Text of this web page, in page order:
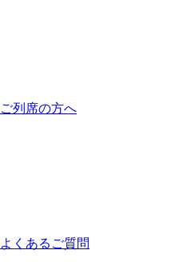
ご列席の方へ
よくあるご質問